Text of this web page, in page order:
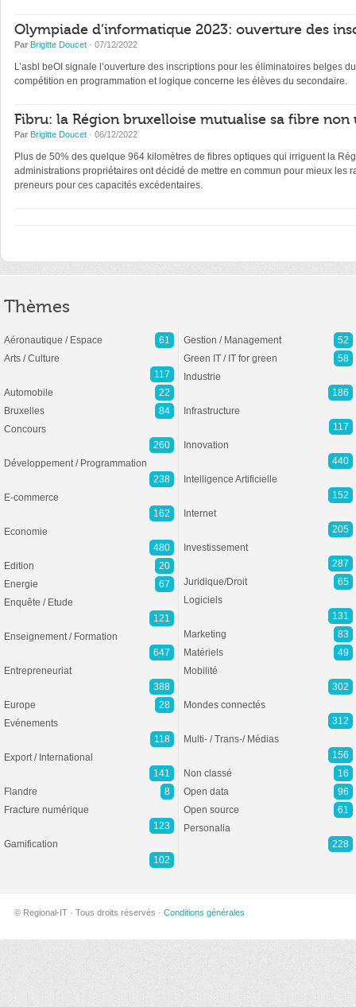
Olympiade d’informatique 2023: ouverture des
Par Brigitte Doucet · 07/12/2022
L’asbl beOI signale l’ouverture des inscriptions pour les éliminatoires belges
compétition en programmation et logique concerne les élèves du secondaire.
Fibru: la Région bruxelloise mutualise sa fibre non
Par Brigitte Doucet · 06/12/2022
Plus de 50% des quelque 964 kilomètres de fibres optiques qui irriguent la
administrations propriétaires ont décidé de mettre en commun pour mieux les
preneurs pour ces capacités excédentaires.
Thèmes
Aéronautique / Espace
61
Arts / Culture
117
Automobile
22
Bruxelles
84
Concours
260
Développement / Programmation
238
E-commerce
162
Economie
480
Edition
20
Energie
67
Enquête / Etude
121
Enseignement / Formation
647
Entrepreneuriat
388
Europe
28
Evénements
118
Export / International
141
Flandre
8
Fracture numérique
123
Gamification
102
Gestion / Management
52
Green IT / IT for green
58
Industrie
186
Infrastructure
117
Innovation
440
Intelligence Artificielle
152
Internet
205
Investissement
287
Juridique/Droit
65
Logiciels
131
Marketing
83
Matériels
49
Mobilité
302
Mondes connectés
312
Multi- / Trans-/ Médias
156
Non classé
16
Open data
96
Open source
61
Personalia
228
© Regional-IT · Tous droits réservés · Conditions générales